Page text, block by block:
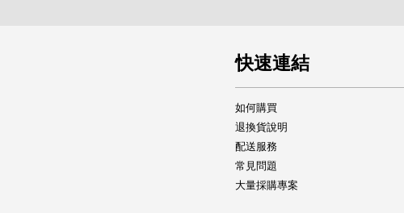
快速連結
如何購買
退換貨說明
配送服務
常見問題
大量採購專案